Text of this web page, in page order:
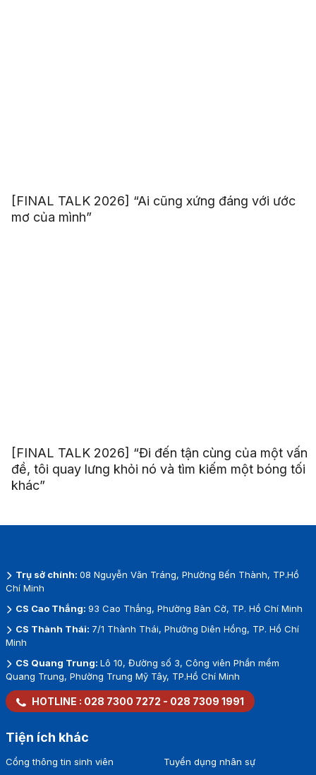
[FINAL TALK 2026] “Ai cũng xứng đáng với ước
mơ của mình”
[FINAL TALK 2026] “Đi đến tận cùng của một vấn
đề, tôi quay lưng khỏi nó và tìm kiếm một bóng tối
khác”
Trụ sở chính: 08 Nguyễn Văn Tráng, Phường Bến Thành, TP.Hồ
Chí Minh
CS Cao Thắng: 93 Cao Thắng, Phường Bàn Cờ, TP. Hồ Chí Minh
CS Thành Thái: 7/1 Thành Thái, Phường Diên Hồng, TP. Hồ Chí
Minh
CS Quang Trung: Lô 10, Đường số 3, Công viên Phần mềm
Quang Trung, Phường Trung Mỹ Tây, TP.Hồ Chí Minh
HOTLINE : 028 7300 7272 - 028 7309 1991
Tiện ích khác
Cổng thông tin sinh viên Tuyển dụng nhân sự